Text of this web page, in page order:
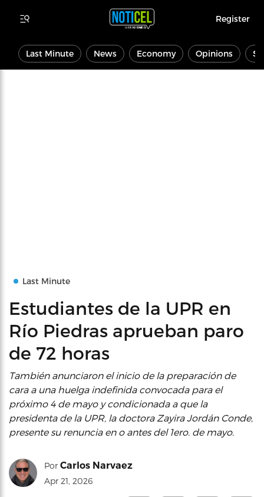
Register
Last Minute News Economy Opinions
Last Minute
Estudiantes de la UPR en
Río Piedras aprueban paro
de 72 horas
También anunciaron el inicio de la preparación de
cara a una huelga indefinida convocada para el
próximo 4 de mayo y condicionada a que la
presidenta de la UPR, la doctora Zayira Jordán Conde,
presente su renuncia en o antes del 1ero. de mayo.
Por Carlos Narvaez
Apr 21, 2026